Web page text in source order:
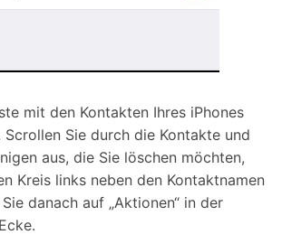
mit den Kontakten Ihres iPhones
Sie durch die Kontakte und
aus, die Sie löschen möchten,
Kreis links neben den Kontaktnamen
danach auf „Aktionen“ in der